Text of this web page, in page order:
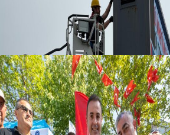
Büyükşehir Çevresel İzleme Ağını
Bandırma ile Güçlendirdi
05 Ağustos 2026